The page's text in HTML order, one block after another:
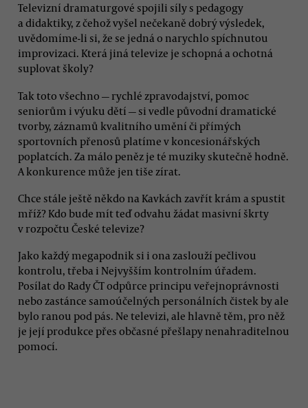
Televizní dramaturgové spojili síly s pedagogy
a didaktiky, z čehož vyšel nečekaně dobrý výsledek,
uvědomíme-li si, že se jedná o narychlo spíchnutou
improvizaci. Která jiná televize je schopná a ochotná
suplovat školy?
Tak toto všechno — rychlé zpravodajství, pomoc
seniorům i výuku dětí — si vedle původní dramatické
tvorby, záznamů kvalitního umění či přímých
sportovních přenosů platíme v koncesionářských
poplatcích. Za málo peněz je té muziky skutečně hodně.
A konkurence může jen tiše zírat.
Chce stále ještě někdo na Kavkách zavřít krám a spustit
mříž? Kdo bude mít teď odvahu žádat masivní škrty
v rozpočtu České televize?
Jako každý megapodnik si i ona zaslouží pečlivou
kontrolu, třeba i Nejvyšším kontrolním úřadem.
Posílat do Rady ČT odpůrce principu veřejnoprávnosti
nebo zastánce samoúčelných personálních čistek by ale
bylo ranou pod pás. Ne televizi, ale hlavně těm, pro něž
je její produkce přes občasné přešlapy nenahraditelnou
pomocí.